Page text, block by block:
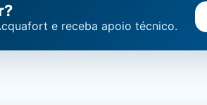
e receba apoio técnico.